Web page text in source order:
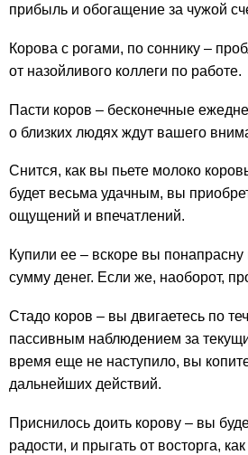
прибыль и обогащение за чужой
Корова с рогами, по соннику –
от назойливого коллеги по работе.
Пасти коров – бесконечные
о близких людях ждут вашего
Снится, как вы пьете молоко
будет весьма удачным, вы
ощущений и впечатлений.
Купили ее – вскоре вы
сумму денег. Если же, наоборот,
Стадо коров – вы двигаетесь по
пассивным наблюдением за
время еще не наступило, вы
дальнейших действий.
Приснилось доить корову – вы
радости, и прыгать от восторга,